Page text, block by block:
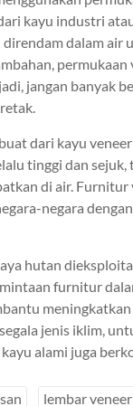
kayu industri
dalam air
jangan banyak
dari kayu
tinggi dan
di air. Furnitur
negara
hutan
furnitur
jenis iklim,
alami juga
lembar veneer